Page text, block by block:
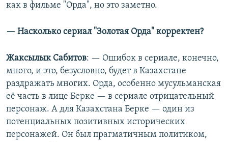
как в фильме "Орда", но это заметно.
— Насколько сериал "Золотая Орда" корректен?
Жаксылык Сабитов: — Ошибок в сериале, конечно,
много, и это, безусловно, будет в Казахстане
раздражать многих. Орда, особенно мусульманская
её часть в лице Берке — в сериале отрицательный
персонаж. А для Казахстана Берке — один из
потенциальных позитивных исторических
персонажей. Он был прагматичным политиком,